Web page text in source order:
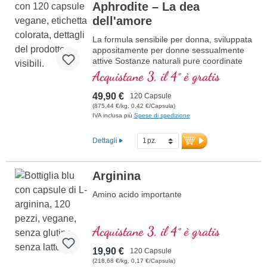
glucosamina, condroitina e acidi grassi
omega-3. Favorisce la formazione della
rafforza il sistema immunitario.
Perfettamente dosabile, senza additivi e
100% pura.
maggiori informazioni sulla polvere
di cozza verde
Aphrodite – La dea
dell'amore
La formula sensibile per donna, sviluppata
appositamente per donne sessualmente
attive Sostanze naturali pure coordinate
per sostenere la tua femminilità.
Acquistane 3, il 4° è gratis
49,90 € 120 Capsule
(875,44 €/kg, 0,42 €/Capsula)
IVA inclusa più Spese di spedizione
Dettagli
Arginina
Amino acido importante
Acquistane 3, il 4° è gratis
19,90 € 120 Capsule
(218,68 €/kg, 0,17 €/Capsula)